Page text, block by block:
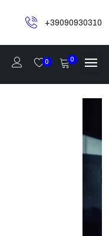
+39090930310
0 0